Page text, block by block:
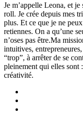
Je m’appelle Leona, et
roll. Je crée depuis mes
plus. Et ce que je ne
retiennes. On a qu’une
n’oses pas être.Ma
intuitives,
“trop”, à arrêter de se
pleinement qui elles sont
créativité.